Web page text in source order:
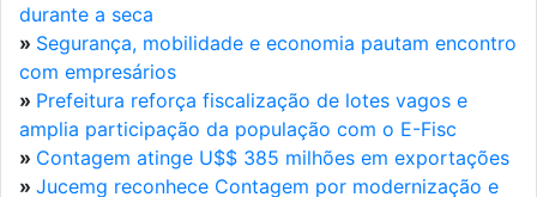
durante a seca
» Segurança, mobilidade e economia pautam encontro
com empresários
» Prefeitura reforça fiscalização de lotes vagos e
amplia participação da população com o E-Fisc
» Contagem atinge U$$ 385 milhões em exportações
» Jucemg reconhece Contagem por modernização e